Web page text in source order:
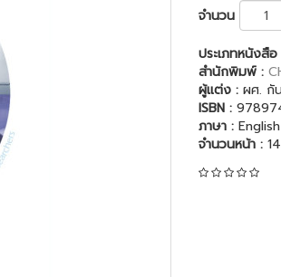
จำนวน
ประเภทหนังสือ
สำนักพิมพ์ :
ผู้แต่ง : ผศ. กั
ISBN :
ภาษา : English
จำนวนหน้า :